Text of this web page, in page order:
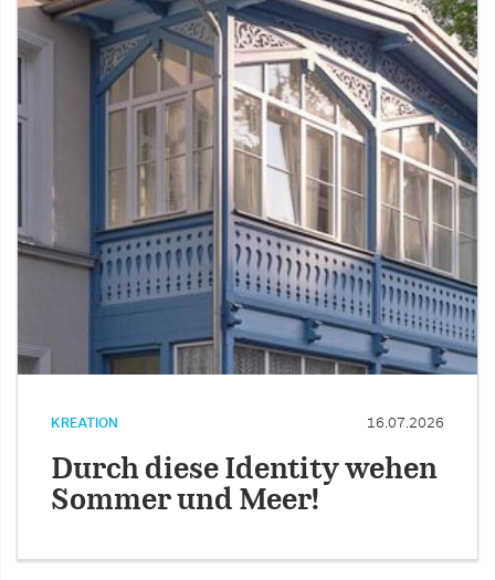
KREATION 16.07.2026
Durch diese Identity wehen
Sommer und Meer!